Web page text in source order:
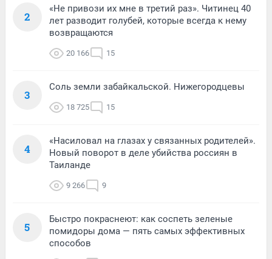
2
«Не привози их мне в третий раз». Читинец 40
лет разводит голубей, которые всегда к нему
возвращаются
20 166 15
3
Соль земли забайкальской. Нижегородцевы
18 725 15
4
«Насиловал на глазах у связанных родителей».
Новый поворот в деле убийства россиян в
Таиланде
9 266 9
5
Быстро покраснеют: как соспеть зеленые
помидоры дома — пять самых эффективных
способов